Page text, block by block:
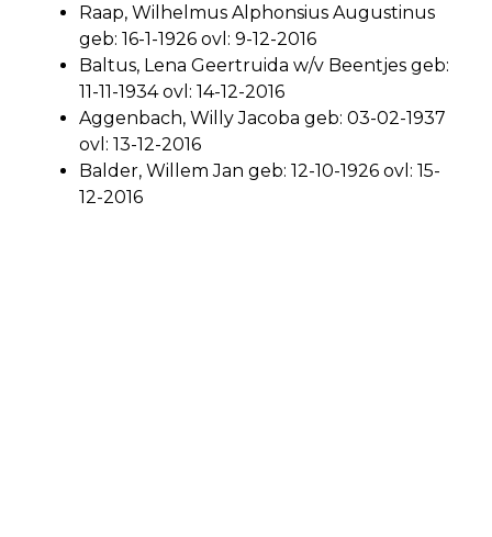
Raap, Wilhelmus Alphonsius Augustinus
geb: 16-1-1926 ovl: 9-12-2016
Baltus, Lena Geertruida w/v Beentjes geb:
11-11-1934 ovl: 14-12-2016
Aggenbach, Willy Jacoba geb: 03-02-1937
ovl: 13-12-2016
Balder, Willem Jan geb: 12-10-1926 ovl: 15-
12-2016